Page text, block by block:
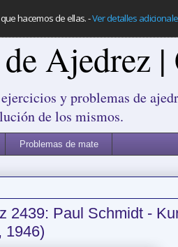
hacemos de ellas.-Ver detalles
Ajedrez |
y problemas de
de los mismos.
Problemas de mate
2439: Paul Schmidt -
1946)